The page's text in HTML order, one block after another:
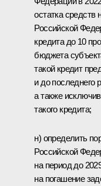
остатка средств
Российской
кредита до 10
бюджета
такой кредит
и до последнего
а также
такого кредита;
н) определить
Российской
на период до
на погашение